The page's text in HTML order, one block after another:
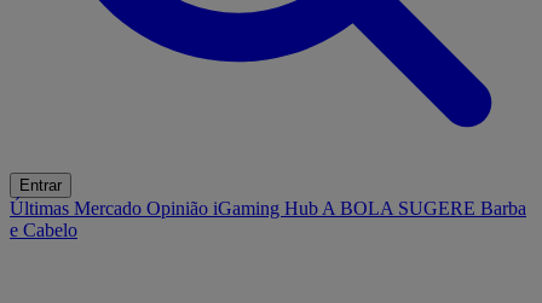
Entrar
Últimas Mercado Opinião iGaming Hub A BOLA SUGERE Barba
e Cabelo